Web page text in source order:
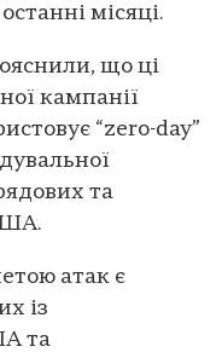
місяці.
що ці
кампанії
“zero-day”
та
атак є
із
та